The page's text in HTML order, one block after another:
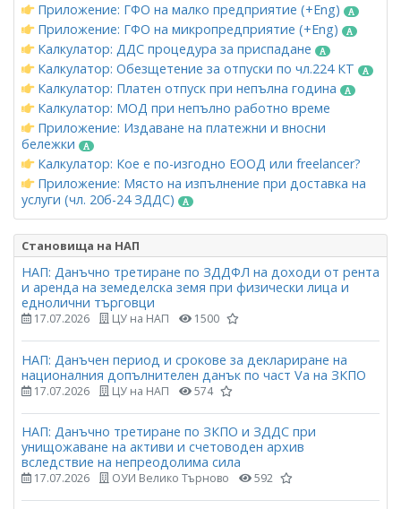
Приложение: ГФО на малко предприятие (+Eng)
Приложение: ГФО на микропредприятие (+Eng)
Калкулатор: ДДС процедура за приспадане
Калкулатор: Обезщетение за отпуски по чл.224 КТ
Калкулатор: Платен отпуск при непълна година
Калкулатор: МОД при непълно работно време
Приложение: Издаване на платежни и вносни
бележки
Калкулатор: Кое е по-изгодно ЕООД или freelancer?
Приложение: Място на изпълнение при доставка на
услуги (чл. 20б-24 ЗДДС)
Становища на НАП
НАП: Данъчно третиране по ЗДДФЛ на доходи от рента
и аренда на земеделска земя при физически лица и
еднолични търговци
17.07.2026 ЦУ на НАП 1500
НАП: Данъчен период и срокове за деклариране на
националния допълнителен данък по част Vа на ЗКПО
17.07.2026 ЦУ на НАП 574
НАП: Данъчно третиране по ЗКПО и ЗДДС при
унищожаване на активи и счетоводен архив
вследствие на непреодолима сила
17.07.2026 ОУИ Велико Търново 592